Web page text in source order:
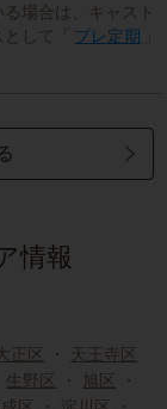
場合は、キャスト
して「
プレ定期
情報
大正区 ・
天王寺区
生野区 ・ 旭区
・